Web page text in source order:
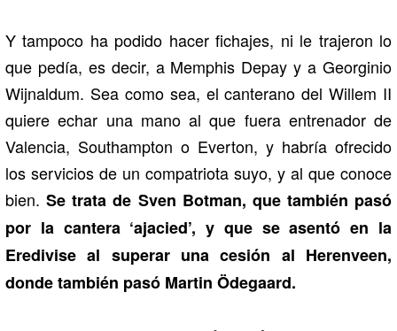
Y tampoco ha podido hacer fichajes, ni le trajeron lo
que pedía, es decir, a Memphis Depay y a Georginio
Wijnaldum. Sea como sea, el canterano del Willem II
quiere echar una mano al que fuera entrenador de
Valencia, Southampton o Everton, y habría ofrecido
los servicios de un compatriota suyo, y al que conoce
bien.Se trata de Sven Botman, que también pasó
por la cantera ‘ajacied’, y que se asentó en la
Eredivise al superar una cesión al Herenveen,
donde también pasó Martin Ödegaard.